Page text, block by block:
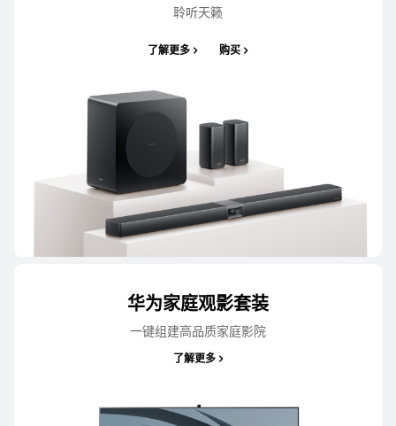
聆听天籁
了解更多 购买
华为家庭观影套装
一键组建高品质家庭影院
了解更多